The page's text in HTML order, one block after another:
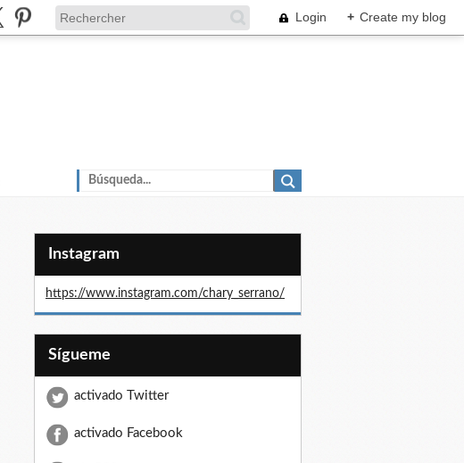
Login + Create my blog
Instagram
https://www.instagram.com/chary_serrano/
Sígueme
activado Twitter
activado Facebook